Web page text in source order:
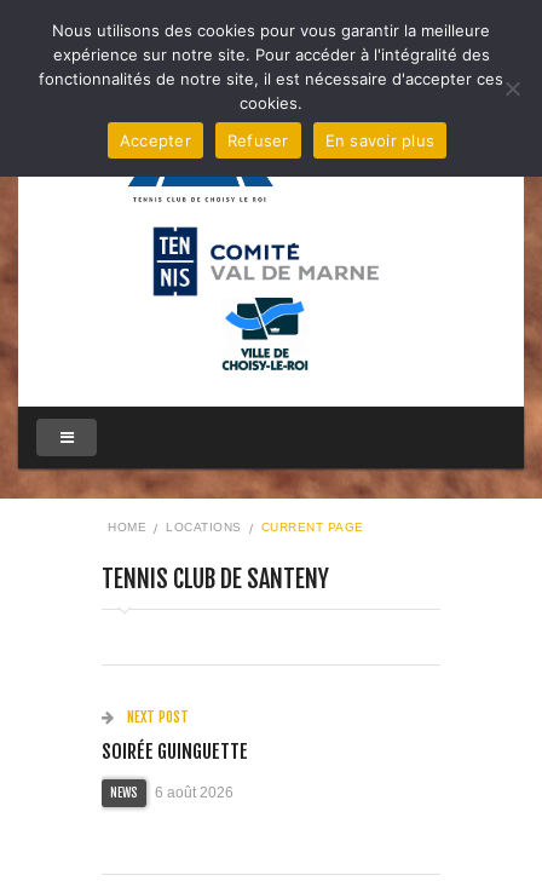
HOME LOCATIONS CURRENT PAGE
TENNIS CLUB DE SANTENY
NEXT POST
SOIRÉE GUINGUETTE
NEWS 6 août 2026
Nous utilisons des cookies pour vous garantir la meilleure
expérience sur notre site. Pour accéder à l'intégralité des
fonctionnalités de notre site, il est nécessaire d'accepter ces
cookies.
Accepter
Refuser En savoir plus